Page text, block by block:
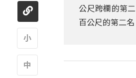
公尺跨欄的第
百公尺的第二